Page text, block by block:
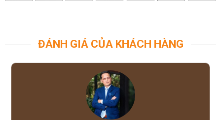
ĐÁNH GIÁ CỦA KHÁCH HÀNG